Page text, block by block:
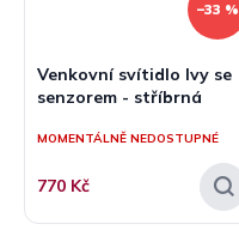
–33 %
Venkovní svítidlo Ivy se
senzorem - stříbrná
MOMENTÁLNĚ NEDOSTUPNÉ
770 Kč